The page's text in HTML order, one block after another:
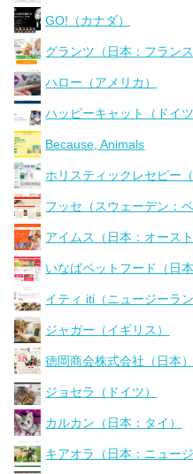
GO!（カナダ）
グランツ（日本：フランス
ハロー（アメリカ）
ハッピーキャット（ドイツ
Because, Animals
ホリスティックレセピー
フッセ（スウェーデン：ベ
アイムス（日本：オースト
いなばペットフード（日本
イティ iti（ニュージーラン
ジャガー（イギリス）
徳岡商会株式会社（日本）
ジョセラ（ドイツ）
カルカン（日本：タイ）
キアオラ（日本：ニュージ